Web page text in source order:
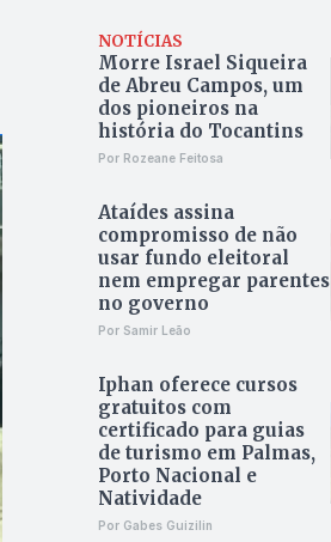
NOTÍCIAS
Morre Israel Siqueira
de Abreu Campos, um
dos pioneiros na
história do Tocantins
Por Rozeane Feitosa
Ataídes assina
compromisso de não
usar fundo eleitoral
nem empregar parentes
no governo
Por Samir Leão
Iphan oferece cursos
gratuitos com
certificado para guias
de turismo em Palmas,
Porto Nacional e
Natividade
Por Gabes Guizilin